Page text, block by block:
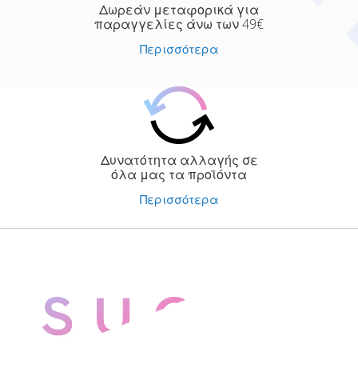
Δωρεάν μεταφορικά για
παραγγελίες άνω των 49€
Περισσότερα
Δυνατότητα αλλαγής σε
όλα μας τα προϊόντα
Περισσότερα